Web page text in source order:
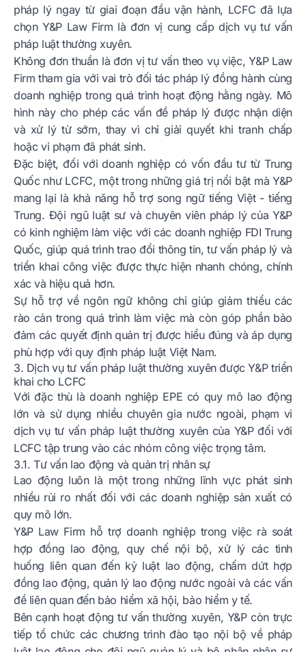
pháp lý ngay từ giai đoạn đầu vận hành, LCFC đã lựa
chọn Y&P Law Firm là đơn vị cung cấp dịch vụ tư vấn
pháp luật thường xuyên.
Không đơn thuần là đơn vị tư vấn theo vụ việc, Y&P Law
Firm tham gia với vai trò đối tác pháp lý đồng hành cùng
doanh nghiệp trong quá trình hoạt động hằng ngày. Mô
hình này cho phép các vấn đề pháp lý được nhận diện
và xử lý từ sớm, thay vì chỉ giải quyết khi tranh chấp
hoặc vi phạm đã phát sinh.
Đặc biệt, đối với doanh nghiệp có vốn đầu tư từ Trung
Quốc như LCFC, một trong những giá trị nổi bật mà Y&P
mang lại là khả năng hỗ trợ song ngữ tiếng Việt - tiếng
Trung. Đội ngũ luật sư và chuyên viên pháp lý của Y&P
có kinh nghiệm làm việc với các doanh nghiệp FDI Trung
Quốc, giúp quá trình trao đổi thông tin, tư vấn pháp lý và
triển khai công việc được thực hiện nhanh chóng, chính
xác và hiệu quả hơn.
Sự hỗ trợ về ngôn ngữ không chỉ giúp giảm thiểu các
rào cản trong quá trình làm việc mà còn góp phần bảo
đảm các quyết định quản trị được hiểu đúng và áp dụng
phù hợp với quy định pháp luật Việt Nam.
3. Dịch vụ tư vấn pháp luật thường xuyên được Y&P triển
khai cho LCFC
Với đặc thù là doanh nghiệp EPE có quy mô lao động
lớn và sử dụng nhiều chuyên gia nước ngoài, phạm vi
dịch vụ tư vấn pháp luật thường xuyên của Y&P đối với
LCFC tập trung vào các nhóm công việc trọng tâm.
3.1. Tư vấn lao động và quản trị nhân sự
Lao động luôn là một trong những lĩnh vực phát sinh
nhiều rủi ro nhất đối với các doanh nghiệp sản xuất có
quy mô lớn.
Y&P Law Firm hỗ trợ doanh nghiệp trong việc rà soát
hợp đồng lao động, quy chế nội bộ, xử lý các tình
huống liên quan đến kỷ luật lao động, chấm dứt hợp
đồng lao động, quản lý lao động nước ngoài và các vấn
đề liên quan đến bảo hiểm xã hội, bảo hiểm y tế.
Bên cạnh hoạt động tư vấn thường xuyên, Y&P còn trực
tiếp tổ chức các chương trình đào tạo nội bộ về pháp